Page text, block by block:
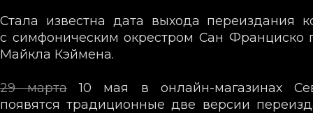
Стала известна дата выхода переиздания
с симфоническим окрестром Сан Франциско
Майкла Кэймена.
29 марта 10 мая в онлайн-магазинах
появятся традиционные две версии